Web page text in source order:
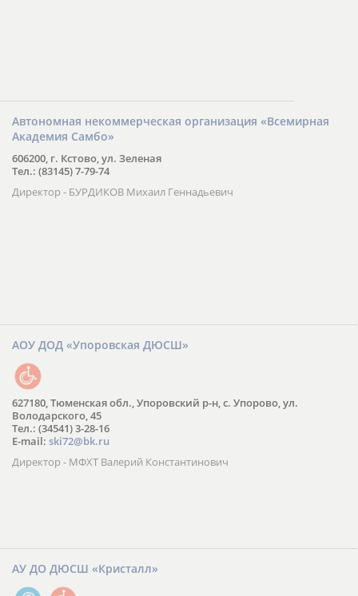
Автономная некоммерческая организация «Всемирная
Академия Самбо»
606200, г. Кстово, ул. Зеленая
Тел.: (83145) 7-79-74
Директор - БУРДИКОВ Михаил Геннадьевич
АОУ ДОД «Упоровская ДЮСШ»
627180, Тюменская обл., Упоровский р-н, с. Упорово, ул.
Володарского, 45
Тел.: (34541) 3-28-16
E-mail: ski72@bk.ru
Директор - МФХТ Валерий Константинович
АУ ДО ДЮСШ «Кристалл»